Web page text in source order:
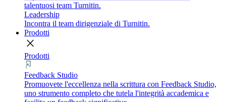
talentuosi team Turnitin.
Leadership
Incontra il team dirigenziale di Turnitin.
Prodotti
close
Prodotti
Feedback Studio
Promuovete l'eccellenza nella scrittura con Feedback Studio,
uno strumento completo che tutela l'integrità accademica e